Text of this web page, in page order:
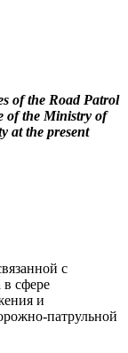
of the Road Patrol
of the Ministry of
at the present
с
в сфере
и
патрульной